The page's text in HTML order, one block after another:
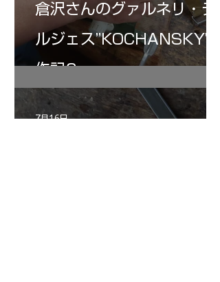
倉沢さんのグァルネリ・デ
ルジェス”KOCHANSKY"制
作記6
7月16日